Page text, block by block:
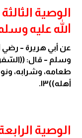
الوصية
الله عليه
عن أبي هريرة – رضي
وسلم – قال:
طعامه، وشرابه،
أهله))١٣.
الوصية